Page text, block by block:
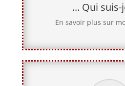
... Qui suis-
En savoir plus sur